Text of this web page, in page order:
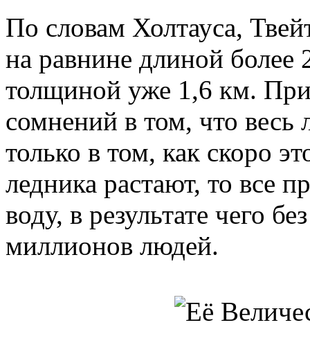
По словам Холтауса,
на равнине длиной более
толщиной уже 1,6 км.
сомнений в том, что весь
только в том, как скоро
ледника растают, то все
воду, в результате чего
миллионов людей.